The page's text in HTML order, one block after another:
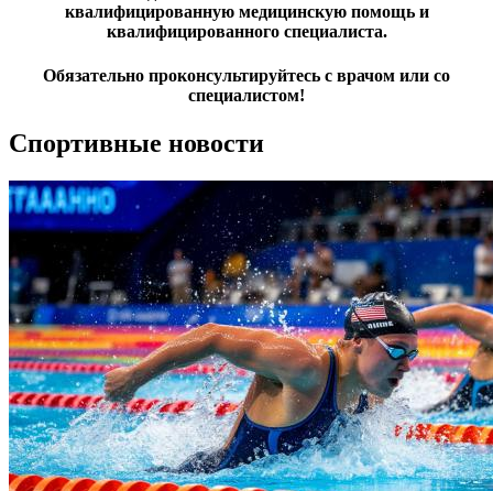
квалифицированную медицинскую помощь и
квалифицированного специалиста.
Обязательно проконсультируйтесь с врачом или со
специалистом!
Спортивные новости